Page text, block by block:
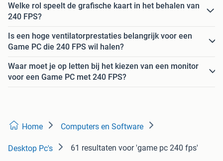
Welke rol speelt de grafische kaart in het behalen van
240 FPS?
Is een hoge ventilatorprestaties belangrijk voor een
Game PC die 240 FPS wil halen?
Waar moet je op letten bij het kiezen van een monitor
voor een Game PC met 240 FPS?
Home Computers en Software
Desktop Pc's 61 resultaten voor 'game pc 240 fps'